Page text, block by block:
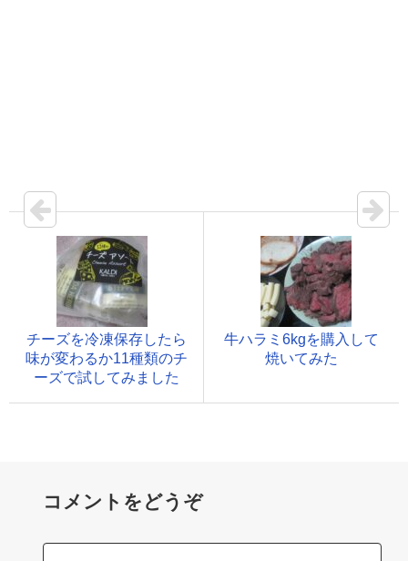
チーズを冷凍保存したら
味が変わるか11種類のチ
ーズで試してみました
牛ハラミ6kgを購入して
焼いてみた
コメントをどうぞ